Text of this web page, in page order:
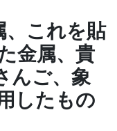
、これを貼
金属、貴
んご、象
したもの